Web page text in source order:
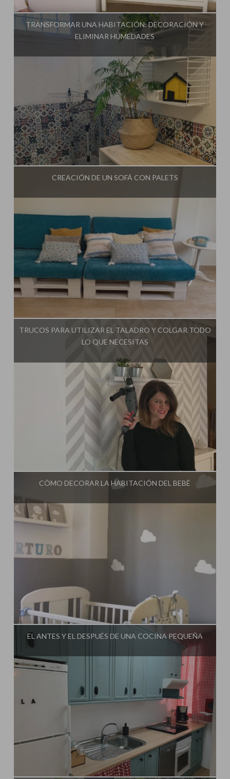
TRANSFORMAR UNA HABITACIÓN: DECORACIÓN Y
ELIMINAR HUMEDADES
Influencer: Mimo de Mami
CREACIÓN DE UN SOFÁ CON PALETS
TRUCOS PARA UTILIZAR EL TALADRO Y COLGAR TODO
LO QUE NECESITAS
Influencer: Mimo de Mami
CÓMO DECORAR LA HABITACIÓN DEL BEBÉ
Influencer: Mimo de Mami
EL ANTES Y EL DESPUÉS DE UNA COCINA PEQUEÑA
Influencer:Mimo de Mami